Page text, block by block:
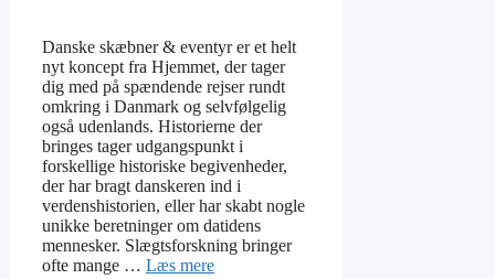
Danske skæbner & eventyr er et helt
nyt koncept fra Hjemmet, der tager
dig med på spændende rejser rundt
omkring i Danmark og selvfølgelig
også udenlands. Historierne der
bringes tager udgangspunkt i
forskellige historiske begivenheder,
der har bragt danskeren ind i
verdenshistorien, eller har skabt nogle
unikke beretninger om datidens
mennesker. Slægtsforskning bringer
ofte mange … Læs mere